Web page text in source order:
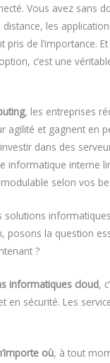
Vous avez sans
les
pris de l’importance.
c’est une
, les entreprises
agilité et gagnent en
dans des
informatique interne
selon vos
solutions
posons la question
?
informatiques cloud,
en sécurité. Les
où, à tout